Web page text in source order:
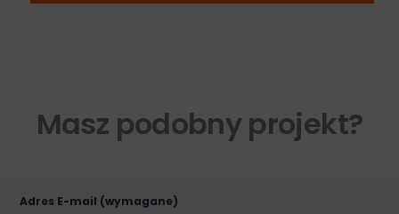
Masz podobny projekt?